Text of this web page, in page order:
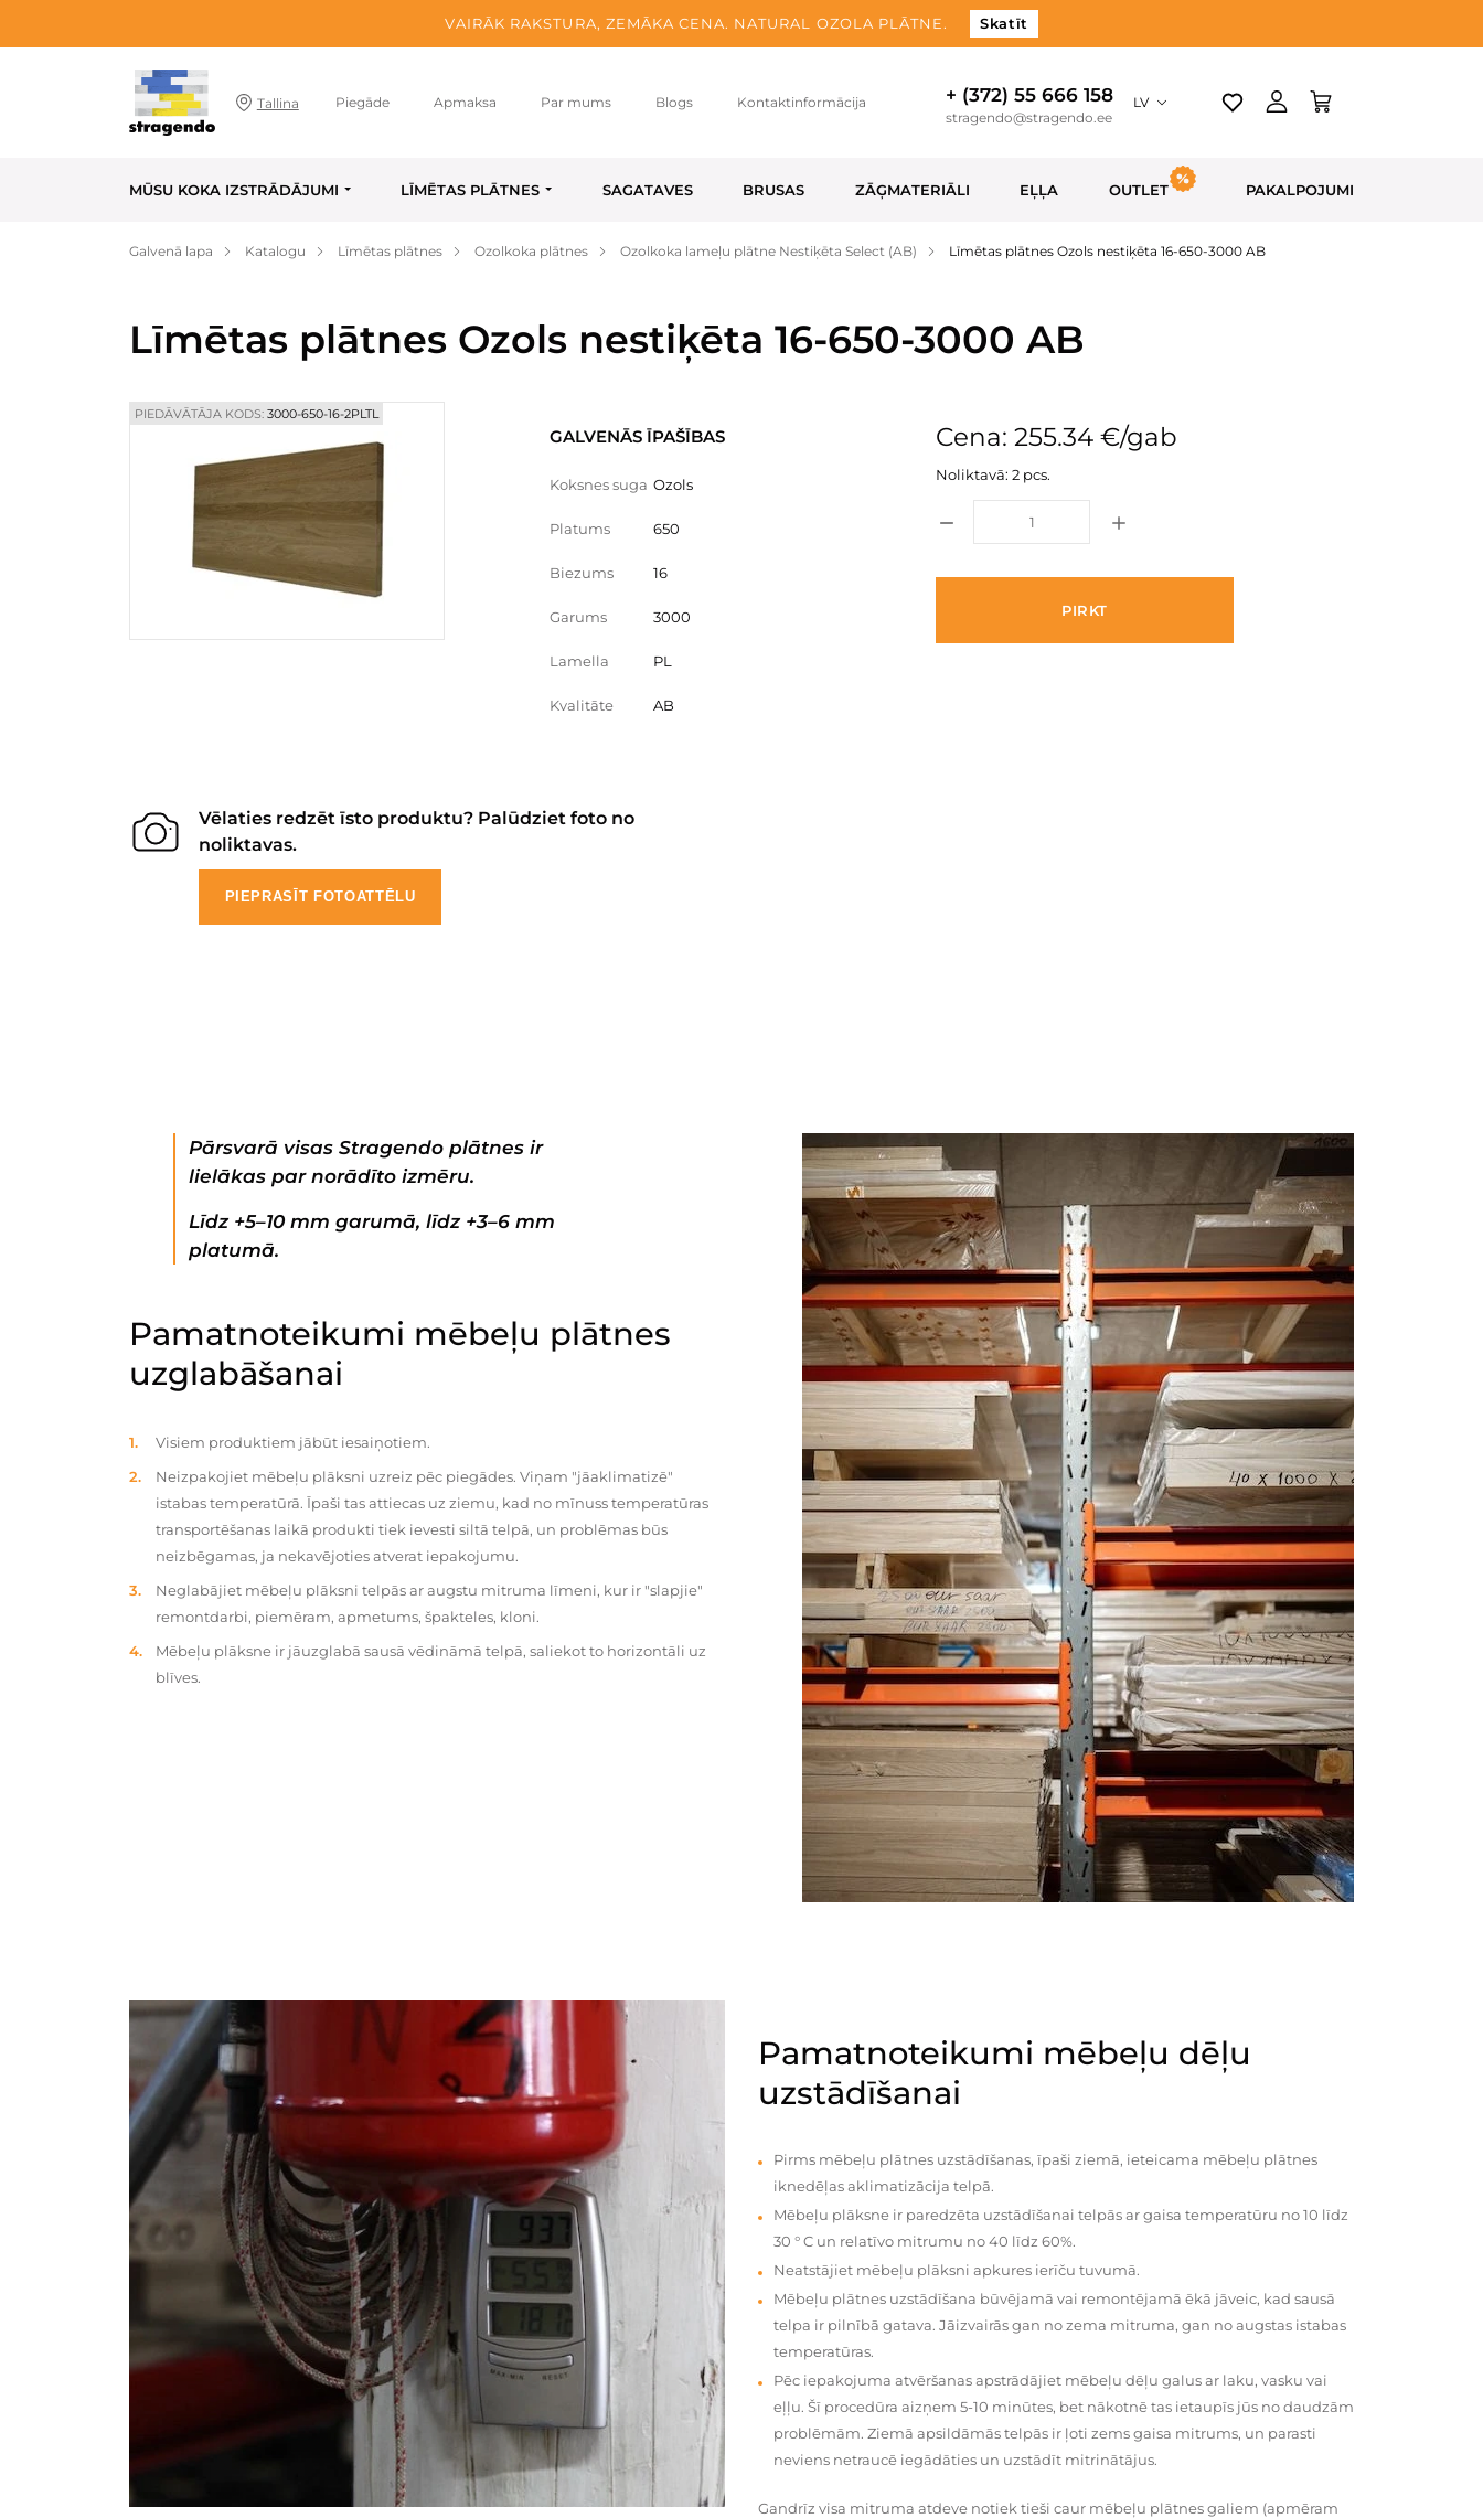
VAIRĀK RAKSTURA, ZEMĀKA CENA. NATURAL OZOLA PLĀTNE. Skatīt
Tallina Piegāde Apmaksa Par mums Blogs Kontaktinformācija + (372) 55 666 158
stragendo@stragendo.ee
LV
MŪSU KOKA IZSTRĀDĀJUMI LĪMĒTAS PLĀTNES SAGATAVES BRUSAS ZĀĢMATERIĀLI EĻĻA OUTLET PAKALPOJUMI
Galvenā lapa Katalogu Līmētas plātnes Ozolkoka plātnes Ozolkoka lameļu plātne Nestiķēta Select (AB) Līmētas plātnes Ozols nestiķēta 16-650-3000 AB
Līmētas plātnes Ozols nestiķēta 16-650-3000 AB
PIEDĀVĀTĀJA KODS: 3000-650-16-2PLTL
GALVENĀS ĪPAŠĪBAS
Koksnes suga Ozols
Platums 650
Biezums 16
Garums 3000
Lamella PL
Kvalitāte AB
Cena: 255.34 €/gab
Noliktavā: 2 pcs.
PIRKT
Vēlaties redzēt īsto produktu? Palūdziet foto no
noliktavas.
PIEPRASĪT FOTOATTĒLU
Pārsvarā visas Stragendo plātnes ir
lielākas par norādīto izmēru.
Līdz +5–10 mm garumā, līdz +3–6 mm
platumā.
Pamatnoteikumi mēbeļu plātnes
uzglabāšanai
Visiem produktiem jābūt iesaiņotiem.
Neizpakojiet mēbeļu plāksni uzreiz pēc piegādes. Viņam "jāaklimatizē"
istabas temperatūrā. Īpaši tas attiecas uz ziemu, kad no mīnuss temperatūras
transportēšanas laikā produkti tiek ievesti siltā telpā, un problēmas būs
neizbēgamas, ja nekavējoties atverat iepakojumu.
Neglabājiet mēbeļu plāksni telpās ar augstu mitruma līmeni, kur ir "slapjie"
remontdarbi, piemēram, apmetums, špakteles, kloni.
Mēbeļu plāksne ir jāuzglabā sausā vēdināmā telpā, saliekot to horizontāli uz
blīves.
Pamatnoteikumi mēbeļu dēļu
uzstādīšanai
Pirms mēbeļu plātnes uzstādīšanas, īpaši ziemā, ieteicama mēbeļu plātnes
iknedēļas aklimatizācija telpā.
Mēbeļu plāksne ir paredzēta uzstādīšanai telpās ar gaisa temperatūru no 10 līdz
30 ° C un relatīvo mitrumu no 40 līdz 60%.
Neatstājiet mēbeļu plāksni apkures ierīču tuvumā.
Mēbeļu plātnes uzstādīšana būvējamā vai remontējamā ēkā jāveic, kad sausā
telpa ir pilnībā gatava. Jāizvairās gan no zema mitruma, gan no augstas istabas
temperatūras.
Pēc iepakojuma atvēršanas apstrādājiet mēbeļu dēļu galus ar laku, vasku vai
eļļu. Šī procedūra aizņem 5-10 minūtes, bet nākotnē tas ietaupīs jūs no daudzām
problēmām. Ziemā apsildāmās telpās ir ļoti zems gaisa mitrums, un parasti
neviens netraucē iegādāties un uzstādīt mitrinātājus.
Gandrīz visa mitruma atdeve notiek tieši caur mēbeļu plātnes galiem (apmēram